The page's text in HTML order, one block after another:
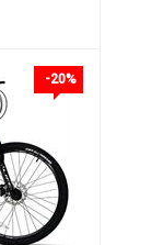
-20%